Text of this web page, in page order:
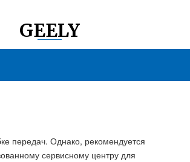
GEELY
передач. Однако, рекомендуется
сервисному центру для